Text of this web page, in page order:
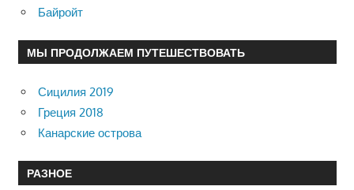
Байройт
МЫ ПРОДОЛЖАЕМ ПУТЕШЕСТВОВАТЬ
Сицилия 2019
Греция 2018
Канарские острова
РАЗНОЕ